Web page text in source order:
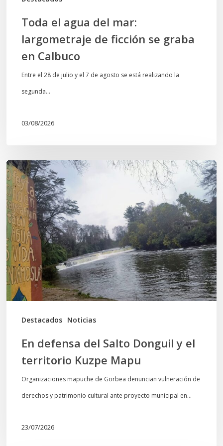
Toda el agua del mar:
largometraje de ficción se graba
en Calbuco
Entre el 28 de julio y el 7 de agosto se está realizando la
segunda…
03/08/2026
Destacados Noticias
En
defensa
del
Salto
Donguil
y
el
territorio
Kuzpe
Mapu
En defensa del Salto Donguil y el
territorio Kuzpe Mapu
Organizaciones mapuche de Gorbea denuncian vulneración de
derechos y patrimonio cultural ante proyecto municipal en…
23/07/2026